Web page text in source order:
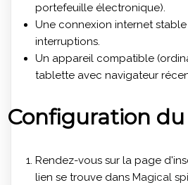
portefeuille électronique).
Une connexion internet
interruptions.
Un appareil compatible
tablette avec navigateur
Configuration
Rendez-vous sur la page
lien se trouve dans Magical